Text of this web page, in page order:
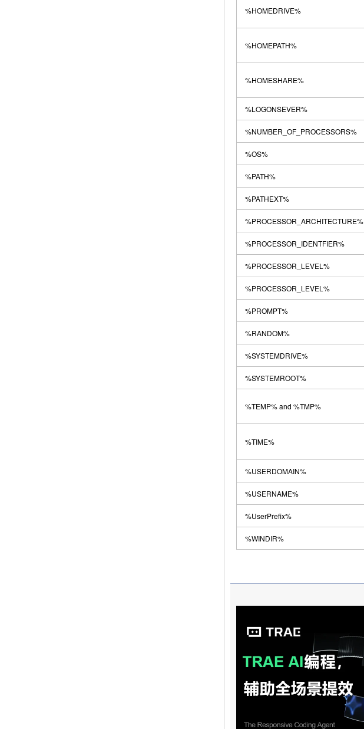
%HOMEDRIVE%
%HOMEPATH%
%HOMESHARE%
%LOGONSEVER%
%NUMBER_OF_PROCESSORS%
%OS%
%PATH%
%PATHEXT%
%PROCESSOR_ARCHITECTURE%
%PROCESSOR_IDENTFIER%
%PROCESSOR_LEVEL%
%PROCESSOR_LEVEL%
%PROMPT%
%RANDOM%
%SYSTEMDRIVE%
%SYSTEMROOT%
%TEMP%and %TMP%
%TIME%
%USERDOMAIN%
%USERNAME%
%UserPrefix%
%WINDIR%